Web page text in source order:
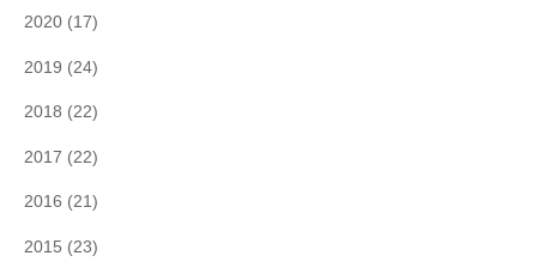
2020 (17)
2019 (24)
2018 (22)
2017 (22)
2016 (21)
2015 (23)